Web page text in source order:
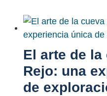
El arte de la
Rejo: una
de